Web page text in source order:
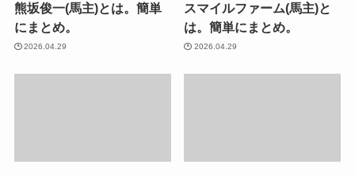
熊坂俊一(馬主)とは。簡単
にまとめ。
2026.04.29
スマイルファーム(馬主)と
は。簡単にまとめ。
2026.04.29